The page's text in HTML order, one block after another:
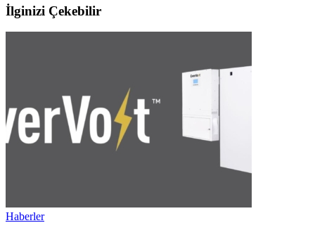
İlginizi Çekebilir
Haberler